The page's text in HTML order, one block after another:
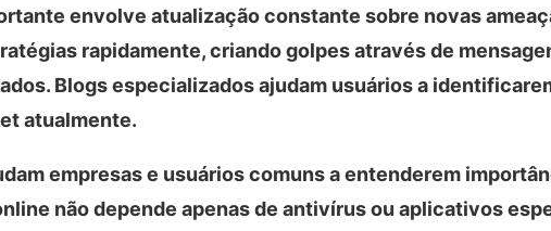
envolve atualização constante sobre novas
rapidamente, criando golpes através de
Blogs especializados ajudam usuários a
atualmente.
empresas e usuários comuns a entenderem
não depende apenas de antivírus ou aplicativos